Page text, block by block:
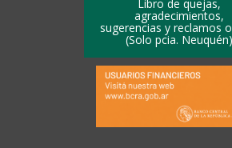
Libro de quejas,
agradecimientos,
sugerencias y reclamos
(Solo pcia. Neuquén)